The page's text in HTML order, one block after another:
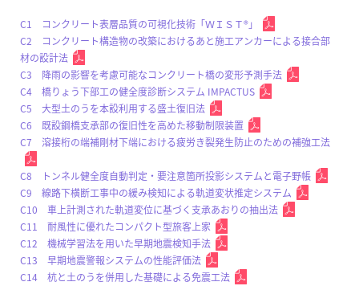
C1 コンクリート表層品質の可視化技術「ＷＩＳＴ®」
C2 コンクリート構造物の改築におけるあと施工アンカーによる接合部
材の設計法
C3 降雨の影響を考慮可能なコンクリート橋の変形予測手法
C4 橋りょう下部工の健全度診断システム IMPACTUS
C5 大型土のうを本設利用する盛土復旧法
C6 既設鋼橋支承部の復旧性を高めた移動制限装置
C7 溶接桁の端補剛材下端における疲労き裂発生防止のための補強工法
C8 トンネル健全度自動判定・要注意箇所投影システムと電子野帳
C9 線路下横断工事中の緩み検知による軌道変状推定システム
C10 車上計測された軌道変位に基づく支承あおりの抽出法
C11 耐風性に優れたコンパクト型旅客上家
C12 機械学習法を用いた早期地震検知手法
C13 早期地震警報システムの性能評価法
C14 杭と土のうを併用した基礎による免震工法